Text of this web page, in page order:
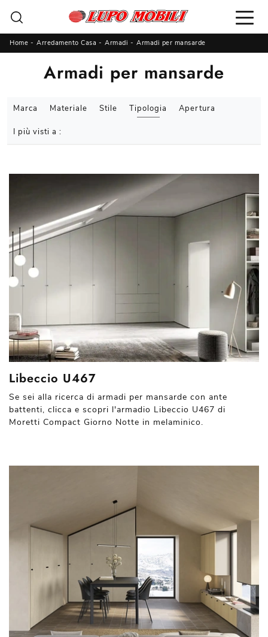
Home - Arredamento Casa - Armadi - Armadi per mansarde
Armadi per mansarde
Marca Materiale Stile Tipologia Apertura
I più visti a :
Libeccio U467
Se sei alla ricerca di armadi per mansarde con ante
battenti, clicca e scopri l'armadio Libeccio U467 di
Moretti Compact Giorno Notte in melaminico.